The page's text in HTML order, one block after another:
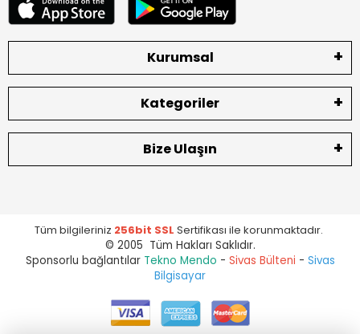
Kurumsal
Kategoriler
Bize Ulaşın
Tüm bilgileriniz 256bit SSL Sertifikası ile korunmaktadır.
© 2005 Tüm Hakları Saklıdır.
Sponsorlu bağlantılar Tekno Mendo - Sivas Bülteni - Sivas
Bilgisayar